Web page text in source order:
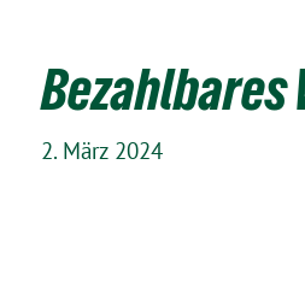
Bezahlbares
2. März 2024